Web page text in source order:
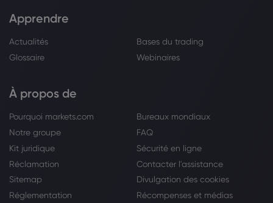
Apprendre
Actualités
Bases du trading
Glossaire
Webinaires
À propos de
Pourquoi markets.com
Bureaux mondiaux
Notre groupe
FAQ
Kit juridique
Sécurité en ligne
Réclamation
Contacter l'assistance
Sitemap
Divulgation des cookies
Réglementation
Récompenses et médias